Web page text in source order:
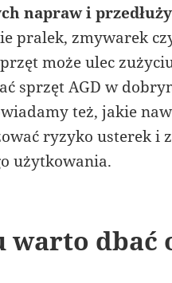
napraw i
pralek, zmywarek
może ulec
sprzęt AGD w
też, jakie
ryzyko usterek i
użytkowania.
warto dbać